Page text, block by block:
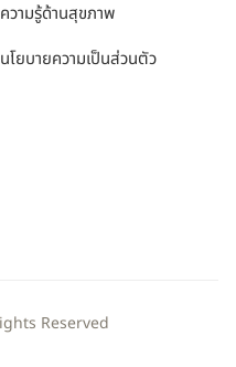
ความรู้ด้านสุขภาพ
นโยบายความเป็นส่วนตัว
Reserved